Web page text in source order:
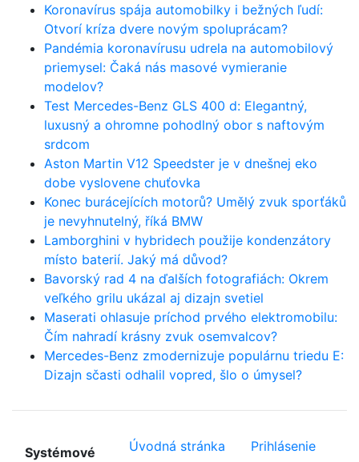
Koronavírus spája automobilky i bežných ľudí:
Otvorí kríza dvere novým spoluprácam?
Pandémia koronavírusu udrela na automobilový
priemysel: Čaká nás masové vymieranie
modelov?
Test Mercedes-Benz GLS 400 d: Elegantný,
luxusný a ohromne pohodlný obor s naftovým
srdcom
Aston Martin V12 Speedster je v dnešnej eko
dobe vyslovene chuťovka
Konec burácejících motorů? Umělý zvuk sporťáků
je nevyhnutelný, říká BMW
Lamborghini v hybridech použije kondenzátory
místo baterií. Jaký má důvod?
Bavorský rad 4 na ďalších fotografiách: Okrem
veľkého grilu ukázal aj dizajn svetiel
Maserati ohlasuje príchod prvého elektromobilu:
Čím nahradí krásny zvuk osemvalcov?
Mercedes-Benz zmodernizuje populárnu triedu E:
Dizajn sčasti odhalil vopred, šlo o úmysel?
Systémové
Úvodná stránka
Prihlásenie